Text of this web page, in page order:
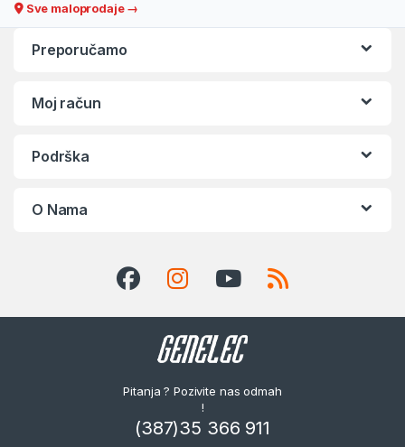
Sve maloprodaje →
Preporučamo
Moj račun
Podrška
O Nama
Pitanja ? Pozivite nas odmah
!
(387)35 366 911